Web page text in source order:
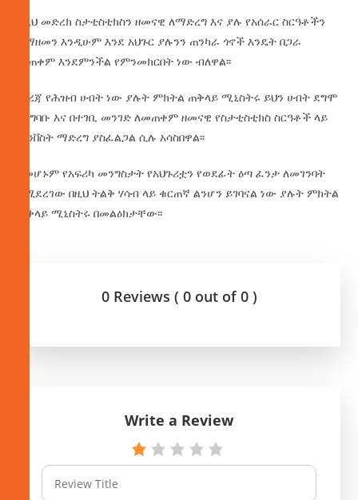
በዚህ መድረክ ስታቲስቲክስን ዘመናዊ ለማድረግ እና ያሉ የአሰራር ስርዓቶችን
ለማዘመን እንዲሁም እንደ አህጉር ያሉንን ጠንካራ ጎኖች እንዴት በጋራ
መጠቀም እንደምንችል የምንመክርበት ነው ብለዋል፡፡
መረጃ የሕዝብ ሀብት ነው ያሉት ምክትል ጠቅላይ ሚኒስትሩ ይህን ሀብት ደግሞ
በአግባቡ እና በተገቢ መንገድ ለመጠቀም ዘመናዊ የስታቲስቲክስ ስርዓቶች ላይ
ኢንቨስት ማድረግ ያስፈልጋል ሲሉ አሳስበዋል፡፡
በመሆኑም የአፍሪካ መንግስታት የአህጉሪቷን የወደፊት ዕጣ ፈንታ ለመገንባት
በሚደረገው በዚህ ትልቅ ሃሳብ ላይ ቁርጠኛ ልንሆን ይገባናል ነው ያሉት ምክትል
ጠቅላይ ሚኒስትሩ በመልዕክታቸው፡፡
0 Reviews ( 0 out of 0 )
Write a Review